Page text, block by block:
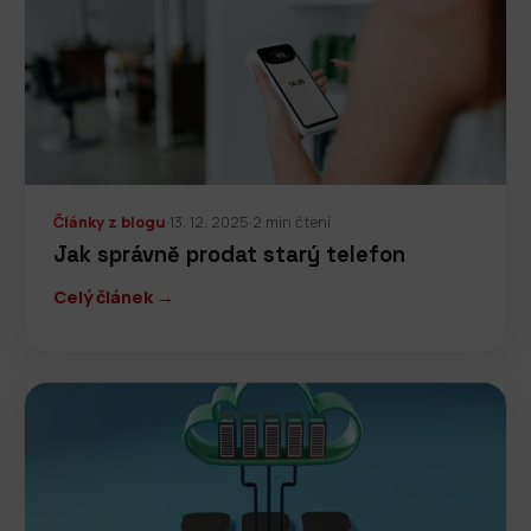
Články z blogu·13. 12. 2025·2 min čtení
Jak správně prodat starý telefon
Celý článek →